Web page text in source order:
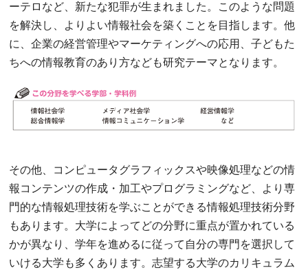
ーテロなど、新たな犯罪が生まれました。このような問題
を解決し、よりよい情報社会を築くことを目指します。他
に、企業の経営管理やマーケティングへの応用、子どもた
ちへの情報教育のあり方なども研究テーマとなります。
その他、コンピュータグラフィックスや映像処理などの情
報コンテンツの作成・加工やプログラミングなど、より専
門的な情報処理技術を学ぶことができる情報処理技術分野
もあります。大学によってどの分野に重点が置かれている
かが異なり、学年を進めるに従って自分の専門を選択して
いける大学も多くあります。志望する大学のカリキュラム